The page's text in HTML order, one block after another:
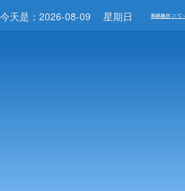
今天是： 2026-08-09 星期日